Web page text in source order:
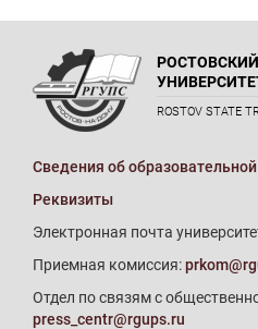
ROSTOV STATE
Сведения об
Реквизиты
Электронная почта
Приемная комиссия:
Отдел по связям с
press_centr@rgups.ru